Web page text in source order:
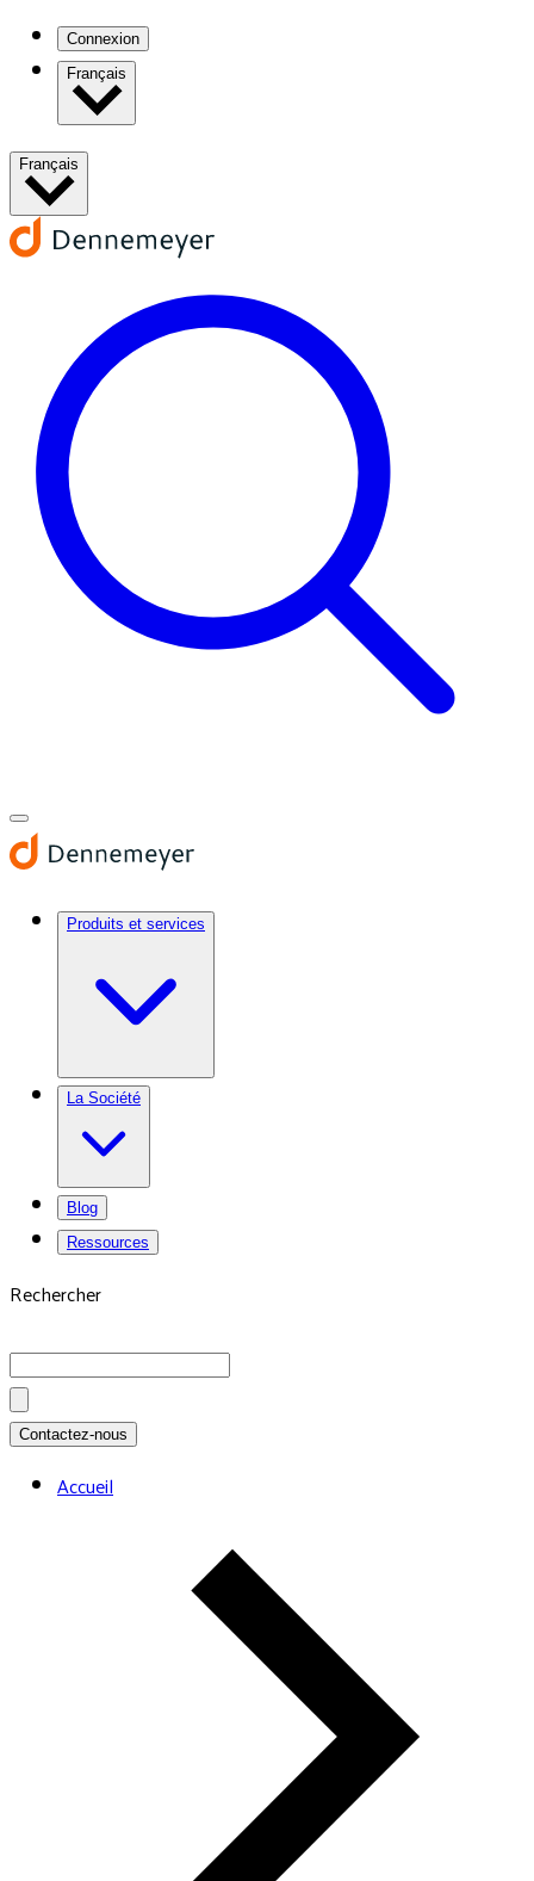
Connexion
Français
Français
Produits et services
La Société
Blog
Ressources
Rechercher
Contactez-nous
Accueil